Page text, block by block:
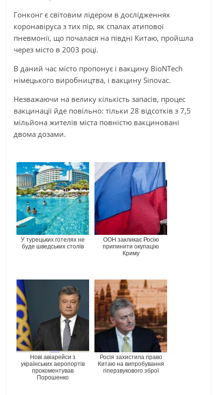
Гонконг є світовим лідером в дослідженнях
коронавіруса з тих пір, як спалах атипової
пневмонії, що почалася на півдні Китаю, пройшла
через місто в 2003 році.
В даний час місто пропонує і вакцину BioNTech
німецького виробництва, і вакцину Sinovac.
Незважаючи на велику кількість запасів, процес
вакцинації йде повільно: тільки 28 відсотків з 7,5
мільйона жителів міста повністю вакциновані
двома дозами.
У турецьких готелях не
буде шведських столів
ООН закликає Росію
припинити окупацію
Криму
Нові авіарейси з
українських аеропортів
прокоментував
Порошенко
Росія захистила право
Китаю на випробування
гіперзвукового зброї